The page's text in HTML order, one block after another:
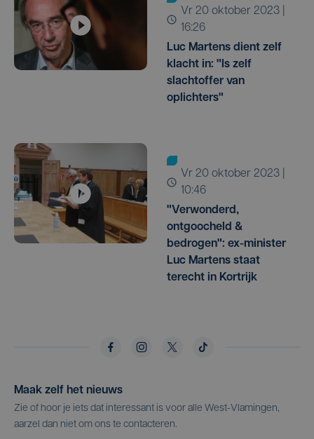
vr 20 oktober 2023 |
16:26
Luc Martens dient zelf
klacht in: "Is zelf
slachtoffer van
oplichters"
vr 20 oktober 2023 |
10:46
"Verwonderd,
ontgoocheld &
bedrogen": ex-minister
Luc Martens staat
terecht in Kortrijk
Maak zelf het nieuws
Zie of hoor je iets dat interessant is voor alle West-Vlamingen,
aarzel dan niet om ons te contacteren.